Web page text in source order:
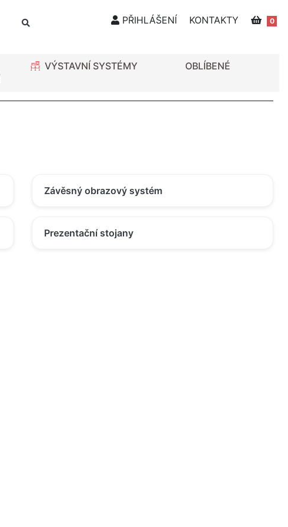
PŘIHLÁŠENÍ KONTAKTY 0
VÝSTAVNÍ SYSTÉMY OBLÍBENÉ
Závěsný obrazový systém
Prezentační stojany